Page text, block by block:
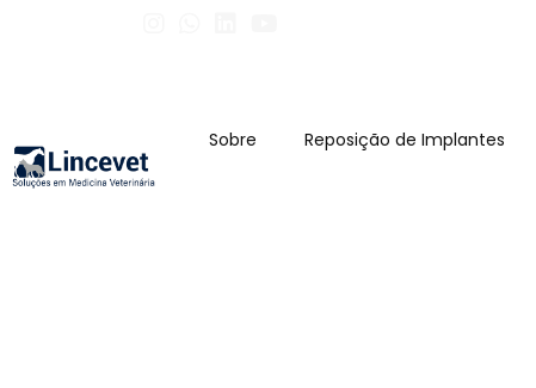
Sobre Reposição de Implantes